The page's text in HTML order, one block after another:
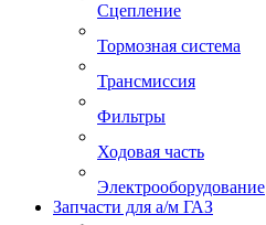
Сцепление
Тормозная система
Трансмиссия
Фильтры
Ходовая часть
Электрооборудование
Запчасти для а/м ГАЗ